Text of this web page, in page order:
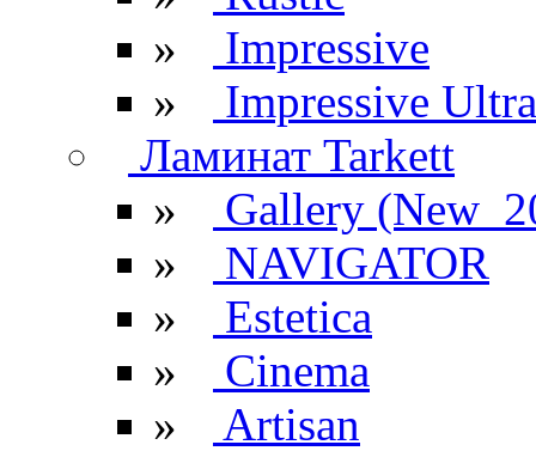
»
Impressive
»
Impressive Ultra
Ламинат Tarkett
»
Gallery
»
NAVIGATOR
»
Estetica
»
Cinema
»
Artisan